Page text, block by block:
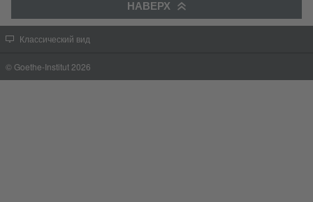
НАВЕРХ
Классический вид
© Goethe-Institut 2026